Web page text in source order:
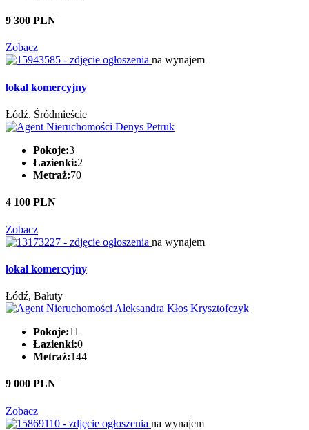
9 300 PLN
Zobacz
na wynajem
lokal komercyjny
Łódź, Śródmieście
Pokoje:3
Łazienki:2
Metraż:70
4 100 PLN
Zobacz
na wynajem
lokal komercyjny
Łódź, Bałuty
Pokoje:11
Łazienki:0
Metraż:144
9 000 PLN
Zobacz
na wynajem